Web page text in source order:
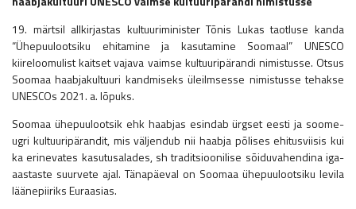
19. märtsil allkirjastas kultuuriminister Tõnis Lukas taotluse kanda
“Ühepuulootsiku ehitamine ja kasutamine Soomaal” UNESCO
kiireloomulist kaitset vajava vaimse kultuuripärandi nimistusse. Otsus
Soomaa haabjakultuuri kandmiseks üleilmsesse nimistusse tehakse
UNESCOs 2021. a. lõpuks.
Soomaa ühepuulootsik ehk haabjas esindab ürgset eesti ja soome-
ugri kultuuripärandit, mis väljendub nii haabja põlises ehitusviisis kui
ka erinevates kasutusalades, sh traditsioonilise sõiduvahendina iga-
aastaste suurvete ajal. Tänapäeval on Soomaa ühepuulootsiku levila
läänepiiriks Euraasias.